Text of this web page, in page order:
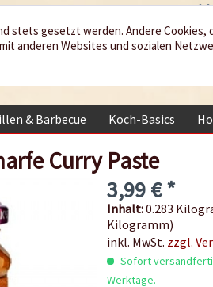
& Barbecue Koch-Basics
Curry Paste
3,99 € *
Inhalt:0.283
Kilogramm)
inkl. MwSt. zzgl.
Sofort
Werktage.
stets gesetzt werden. Andere Cookies,
anderen Websites und sozialen